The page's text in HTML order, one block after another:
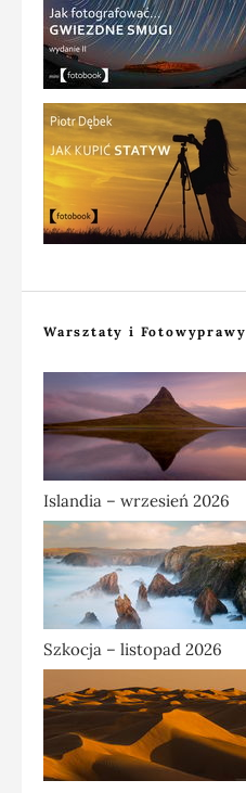
Warsztaty i Fotowyprawy
Islandia – wrzesień 2026
Szkocja – listopad 2026